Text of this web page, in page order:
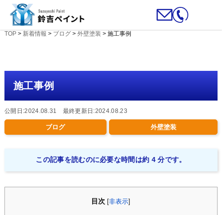
TOP> 新着情報 > ブログ> 外壁塗装 > 施工事例
施工事例
公開日:2024.08.31 最終更新日:2024.08.23
ブログ 外壁塗装
この記事を読むのに必要な時間は約 4 分です。
目次 [非表示